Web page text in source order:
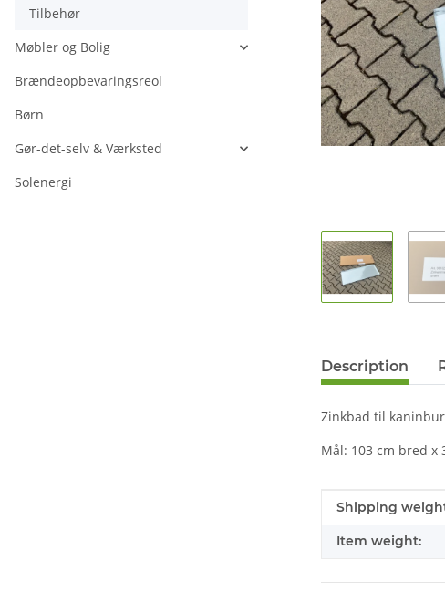
Description
Zinkbad til
Mål: 103 cm bred x
Shipping
Item weight:
Tilbehør
Møbler og Bolig
Brændeopbevaringsreol
Børn
Gør-det-selv & Værksted
Solenergi